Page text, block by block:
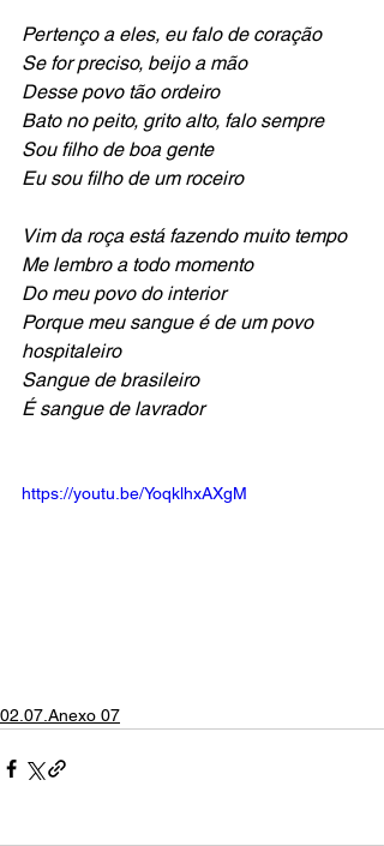
Pertenço a eles, eu falo de coração
Se for preciso, beijo a mão
Desse povo tão ordeiro
Bato no peito, grito alto, falo sempre
Sou filho de boa gente
Eu sou filho de um roceiro
Vim da roça está fazendo muito tempo
Me lembro a todo momento
Do meu povo do interior
Porque meu sangue é de um povo
hospitaleiro
Sangue de brasileiro
É sangue de lavrador
https://youtu.be/YoqklhxAXgM
02.07.Anexo 07